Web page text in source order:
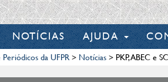
NOTÍCIAS AJUDA
da UFPR> Notícias> PKP, ABEC e